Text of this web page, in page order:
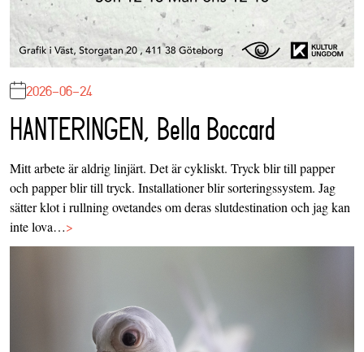
2026-06-24
HANTERINGEN, Bella Boccard
Mitt arbete är aldrig linjärt. Det är cykliskt. Tryck blir till papper
och papper blir till tryck. Installationer blir sorteringssystem. Jag
sätter klot i rullning ovetandes om deras slutdestination och jag kan
inte lova…>